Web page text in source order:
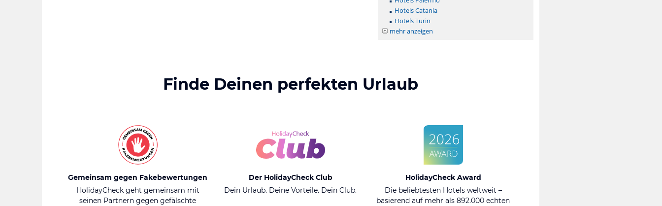
Hotels Catania
Hotels Turin
mehr anzeigen
Finde Deinen perfekten Urlaub
Gemeinsam gegen Fakebewertungen
HolidayCheck geht gemeinsam mit
seinen Partnern gegen gefälschte
Der HolidayCheck Club
Dein Urlaub. Deine Vorteile. Dein Club.
HolidayCheck Award
Die beliebtesten Hotels weltweit –
basierend auf mehr als 892.000 echten